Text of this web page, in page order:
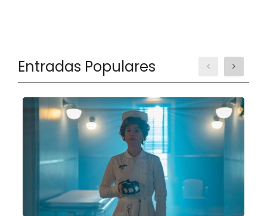
Entradas Populares